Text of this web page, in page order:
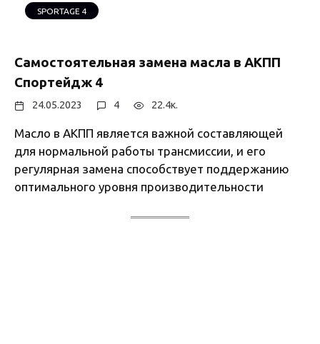
SPORTAGE 4
Самостоятельная замена масла в АКПП
Спортейдж 4
24.05.2023 4 22.4к.
Масло в АКПП является важной составляющей
для нормальной работы трансмиссии, и его
регулярная замена способствует поддержанию
оптимального уровня производительности